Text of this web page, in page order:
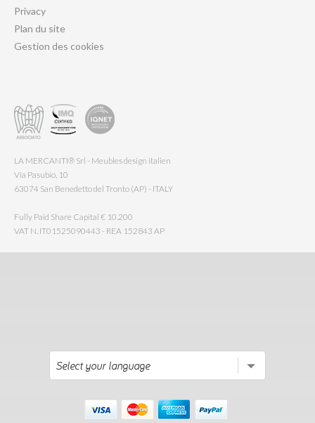
Privacy
Plan du site
Gestion des cookies
LA MERCANTI® Srl - Meubles design italien
Via Pasubio, 10
63074 San Benedetto del Tronto (AP) - ITALY
Fully Paid Share Capital € 10.200
VAT N. IT01525090443 - REA 152843 AP